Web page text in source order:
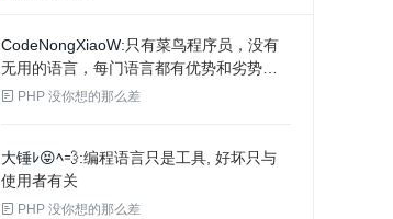
CodeNongXiaoW 只有菜鸟程序员，没有
无用的语言，每门语言都有优势和劣势，
语言都是互通的，推荐大家使用一款最近
 PHP 没你想的那么差
大锤ﾚ😝ﾍ💨 编程语言只是工具, 好坏只与
使用者有关
 PHP 没你想的那么差